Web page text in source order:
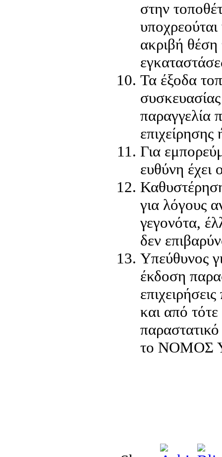
στην
υποχρεούται
ακριβή
Τα έξοδα
παραγγελία
Για
ευθύνη έχει
για λόγους
γεγονότα,
δεν
Υπεύθυνος
έκδοση
και από
το ΝΟΜΟΣ